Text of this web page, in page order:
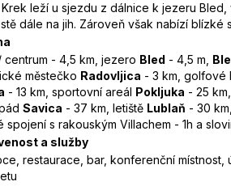
leží u sjezdu z dálnice k jezeru
dále na jih. Zároveň však nabízí blízké
centrum - 4,5 km, jezero Bled - 4,5 m,
městečko Radovljica - 3 km, golfové
- 13 km, sportovní areál Pokljuka - 25
Savica - 37 km, letiště Lublaň - 30 km,
spojení s rakouským Villachem - 1h a
a služby
restaurace, bar, konferenční